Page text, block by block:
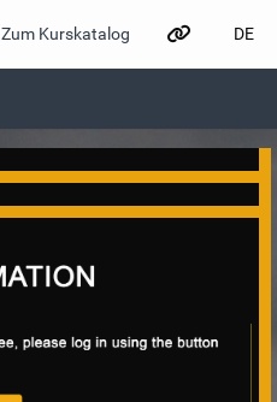
Zum Kurskatalog DE